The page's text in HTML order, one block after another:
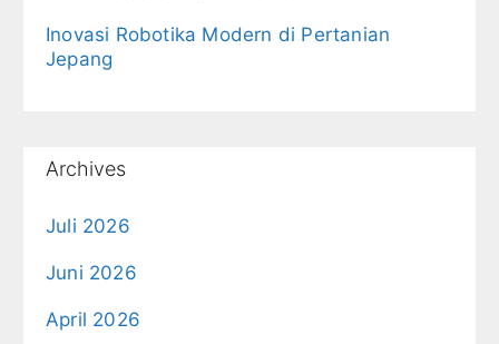
Inovasi Robotika Modern di Pertanian
Jepang
Archives
Juli 2026
Juni 2026
April 2026